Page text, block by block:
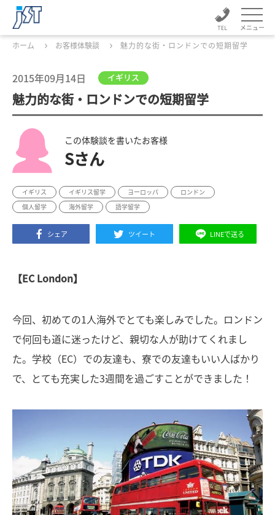
メニュー
ホーム お客様体験談 魅力的な街・ロンドンでの短期留学
2015年09月14日 イギリス
魅力的な街・ロンドンでの短期留学
この体験談を書いたお客様
Sさん
イギリス イギリス留学 ヨーロッパ
ロンドン
個人留学
海外留学 語学留学
シェア ツイート LINEで送る
【EC London】
今回、初めての1人海外でとても楽しみでした。ロンドン
で何回も道に迷ったけど、親切な人が助けてくれまし
た。学校（EC）での友達も、寮での友達もいい人ばかり
で、とても充実した3週間を過ごすことができました！